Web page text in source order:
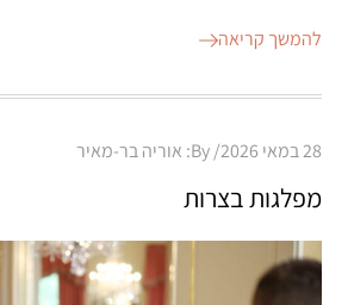
להמשך קריאה
Posted
28 במאי 2026 By: אוריה בר-מאיר
מפלגות בצרות